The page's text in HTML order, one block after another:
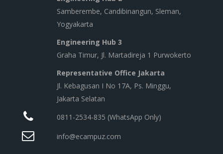
Samberembe, Candibinangun, Sleman,
Yogyakarta
Engineering Hub 3
Graha Timur, Jl. Martadireja 1 Purwokerto
Representative Office Jakarta
Jl. Kebagusan I No 17A, Ps. Minggu,
Jakarta Selatan
0811-2534-835 (WhatsApp Only)
info@ecampuz.com